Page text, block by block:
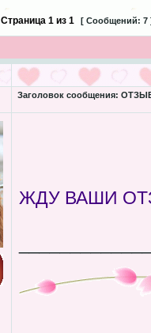
Страница 1из 1 [ Сообщений: 7
Заголовок сообщения:
ЖДУ ВАШИ